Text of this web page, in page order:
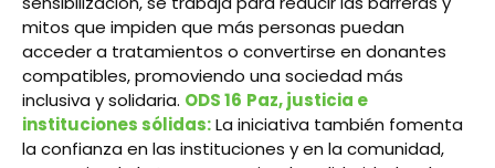
mitos que impiden que más personas puedan
acceder a tratamientos o convertirse en donantes
compatibles, promoviendo una sociedad más
inclusiva y solidaria. ODS 16 Paz, justicia e
instituciones sólidas:La iniciativa también fomenta
la confianza en las instituciones y en la comunidad,